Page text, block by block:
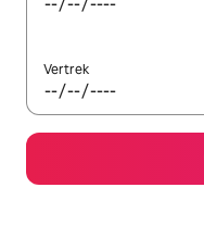
Vertrek